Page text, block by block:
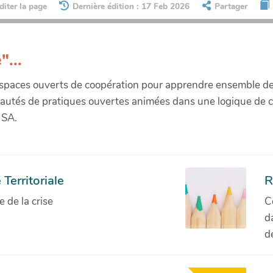
la page Dernière édition : 17 Feb 2026 Partager